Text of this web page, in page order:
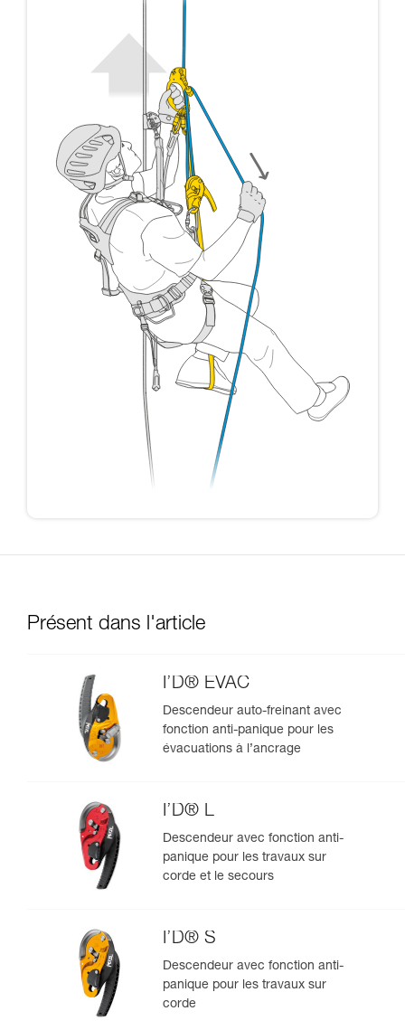
Présent dans l'article
I’D® EVAC
Descendeur auto-freinant avec
fonction anti-panique pour les
évacuations à l’ancrage
I’D® L
Descendeur avec fonction anti-
panique pour les travaux sur
corde et le secours
I’D® S
Descendeur avec fonction anti-
panique pour les travaux sur
corde